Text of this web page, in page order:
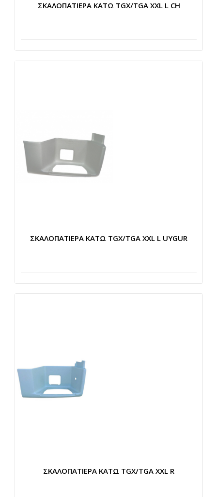
ΣΚΑΛΟΠΑΤΙΕΡΑ ΚΑΤΩ TGX/TGA XXL L CH
ΣΚΑΛΟΠΑΤΙΕΡΑ ΚΑΤΩ TGX/TGA XXL L UYGUR
ΣΚΑΛΟΠΑΤΙΕΡΑ ΚΑΤΩ TGX/TGA XXL R